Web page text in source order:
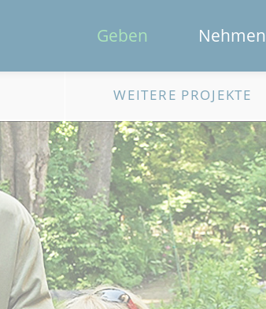
Geben Nehmen
WEITERE PROJEKTE